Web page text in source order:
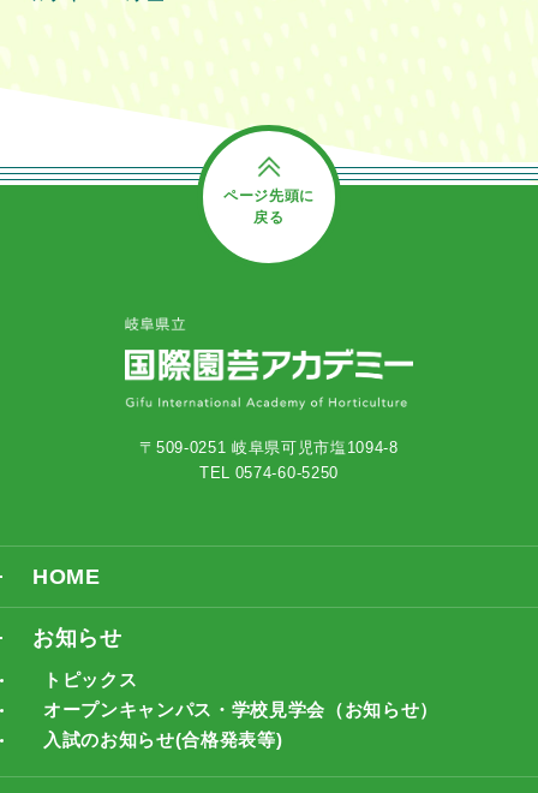
ページ先頭に
戻る
〒509-0251 岐阜県可児市塩1094-8
TEL 0574-60-5250
HOME
お知らせ
トピックス
オープンキャンパス・学校見学会（お知らせ）
入試のお知らせ(合格発表等)